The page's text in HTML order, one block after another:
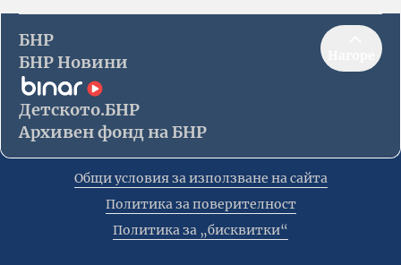
БНР
БНР Новини
Детското.БНР
Архивен фонд на БНР
Общи условия за използване на сайта
Политика за поверителност
Политика за „бисквитки“